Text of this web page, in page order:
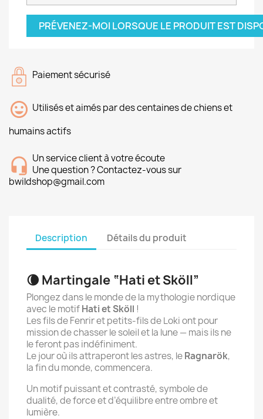
PRÉVENEZ-MOI LORSQUE LE PRODUIT EST
Paiement sécurisé
Utilisés et aimés par des centaines de chiens et
humains actifs
Un service client à votre écoute
Une question ? Contactez-vous sur
bwildshop@gmail.com
Description Détails du produit
🌘 Martingale “Hati et Sköll”
Plongez dans le monde de la mythologie nordique
avec le motifHati et Sköll !
Les fils de Fenrir et petits-fils de Loki ont pour
mission de chasser le soleil et la lune — mais ils ne
le feront pas indéfiniment.
Le jour où ils attraperont les astres, leRagnarök,
la fin du monde, commencera.
Un motif puissant et contrasté, symbole de
dualité, de force et d’équilibre entre ombre et
lumière.